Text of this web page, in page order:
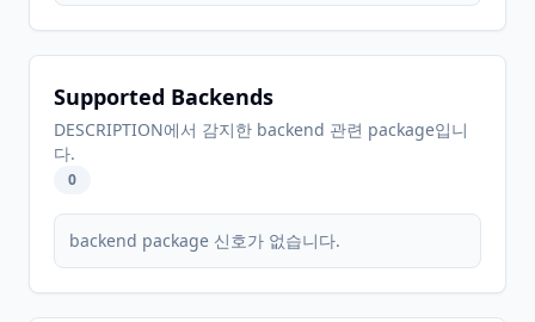
Supported Backends
DESCRIPTION에서 감지한 backend 관련 package입니
다.
0
backend package 신호가 없습니다.